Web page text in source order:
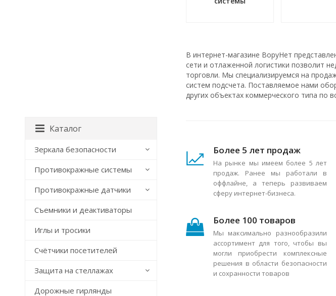
В интернет-магазине ВоруНет
сети и отлаженной логистики позволит
торговли. Мы специализируемся на
систем подсчета. Поставляемое нами
других объектах коммерческого типа по
Более 5 лет продаж
На рынке мы имеем более 5 лет
продаж. Ранее мы работали в
оффлайне, а теперь развиваем
сферу интернет-бизнеса.
Более 100 товаров
Мы максимально разнообразили
ассортимент для того, чтобы вы
могли приобрести комплексные
решения в области безопасности
и сохранности товаров
Каталог
Зеркала безопасности
Противокражные системы
Противокражные датчики
Съемники и деактиваторы
Иглы и тросики
Счётчики посетителей
Защита на стеллажах
Дорожные гирлянды